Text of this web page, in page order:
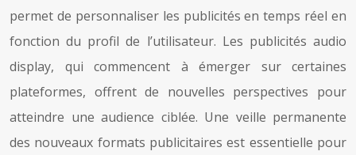
permet de personnaliser les publicités en temps réel en
fonction du profil de l’utilisateur. Les publicités audio
display, qui commencent à émerger sur certaines
plateformes, offrent de nouvelles perspectives pour
atteindre une audience ciblée. Une veille permanente
des nouveaux formats publicitaires est essentielle pour